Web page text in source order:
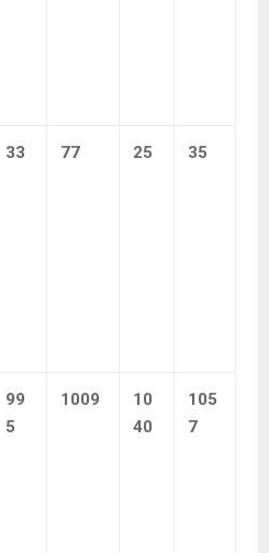
33 77 25 35
99
5
1009
10
40
105
7